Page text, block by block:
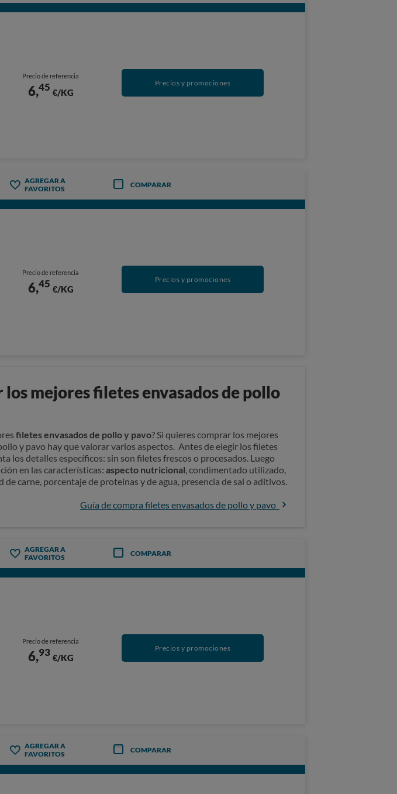
Precio de referencia
6,45 €/KG
Precios y promociones
AGREGAR A
FAVORITOS
COMPARAR
Precio de referencia
6,45 €/KG
Precios y promociones
los mejores filetes envasados de pollo
filetes envasados de pollo y pavo? Si quieres comprar los mejores
y pavo hay que valorar varios aspectos. Antes de elegir los filetes
los detalles específicos: sin son filetes frescos o procesados. Luego
en las características: aspecto nutricional, condimentado utilizado,
de carne, porcentaje de proteínas y de agua, presencia de sal o aditivos.
Guía de compra filetes envasados de pollo y pavo
AGREGAR A
FAVORITOS
COMPARAR
Precio de referencia
6,93 €/KG
Precios y promociones
AGREGAR A
FAVORITOS
COMPARAR